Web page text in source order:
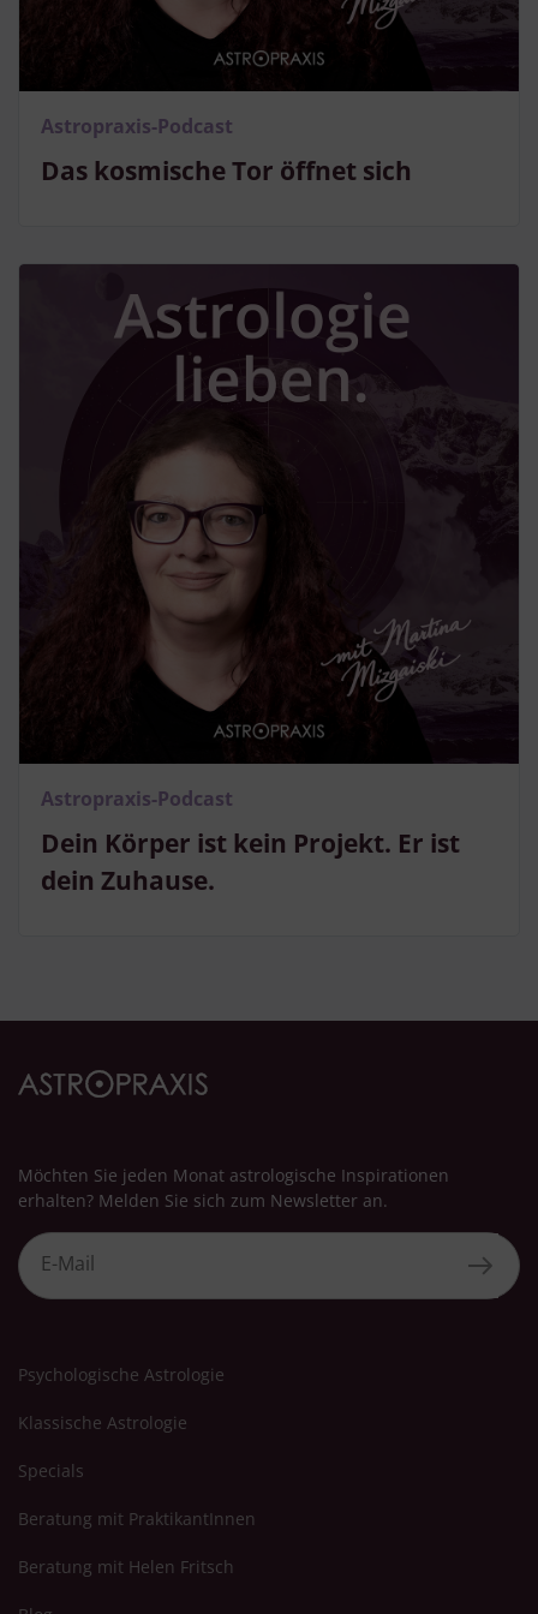
Das kosmische Tor öffnet sich
Astropraxis-Podcast
Dein Körper ist kein Projekt. Er ist
dein Zuhause.
Astropraxis-Podcast
Möchten Sie jeden Monat astrologische Inspirationen
erhalten? Melden Sie sich zum Newsletter an.
Psychologische Astrologie
Klassische Astrologie
Specials
Beratung mit PraktikantInnen
Beratung mit Helen Fritsch
Endgeräteeigenschaften zur Identifikation aktiv abfragen